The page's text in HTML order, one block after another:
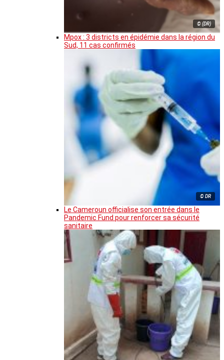
© (DR)
Mpox : 3 districts en épidémie dans la région du
Sud, 11 cas confirmés
© DR
Le Cameroun officialise son entrée dans le
Pandemic Fund pour renforcer sa sécurité
sanitaire